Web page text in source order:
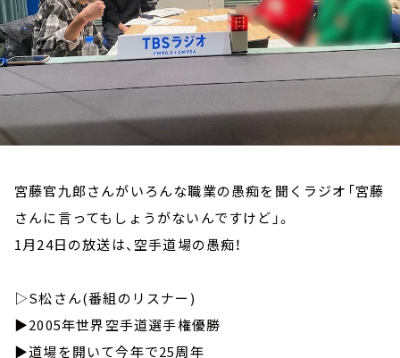
宮藤官九郎さんがいろんな職業の愚痴を聞くラジオ「宮藤
さんに言ってもしょうがないんですけど」。
1月24日の放送は、空手道場の愚痴！
▷S松さん(番組のリスナー)
▶︎2005年世界空手道選手権優勝
▶︎道場を開いて今年で25周年